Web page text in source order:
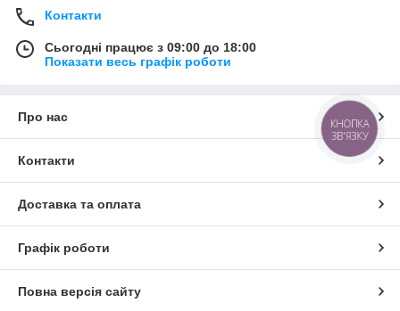
Контакти
Сьогодні працює з 09:00 до 18:00
Показати весь графік роботи
Про нас
Контакти
Доставка та оплата
Графік роботи
Повна версія сайту
КНОПКА
ЗВ'ЯЗКУ